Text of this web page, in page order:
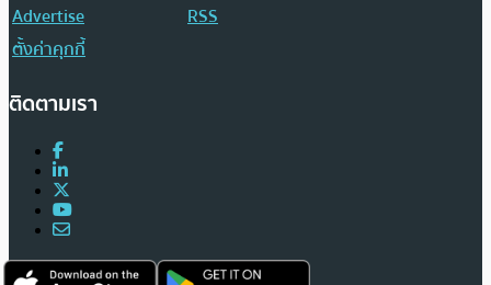
Advertise
RSS
ตั้งค่าคุกกี้
ติดตามเรา